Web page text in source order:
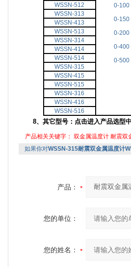
0-100
0-150
0-200
0-400
0-500
WSSN-512
WSSN-313
WSSN-413
WSSN-513
WSSN-314
WSSN-414
WSSN-514
WSSN-315
WSSN-415
WSSN-515
WSSN-316
WSSN-416
WSSN-516
8、其它型号： 点击进入产品选型
产品相关关键字： 双金属温度计 耐震双
如果你对WSSN-315耐震双金属温度计
产品：
您的单位：
您的姓名：